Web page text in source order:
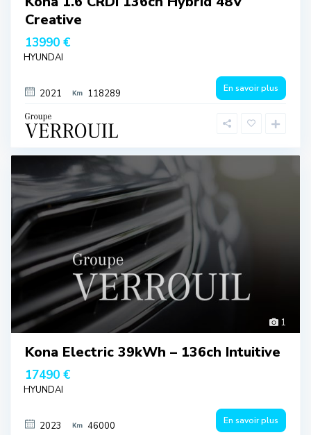
Creative
13990 €
HYUNDAI
2021 118289 En savoir plus
1
Kona Electric 39kWh – 136ch Intuitive
17490 €
HYUNDAI
2023 46000 En savoir plus